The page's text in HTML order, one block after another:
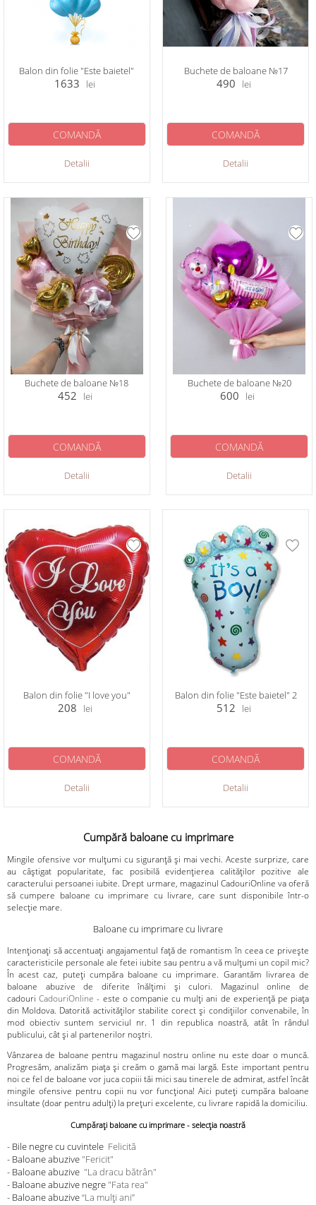
Balon din folie "Este baietel"
1633 lei
Detalii
COMANDĂ
Buchete de baloane №17
490 lei
Detalii
COMANDĂ
Buchete de baloane №18
452 lei
Detalii
COMANDĂ
Buchete de baloane №20
600 lei
Detalii
COMANDĂ
Balon din folie "I love you"
208 lei
Detalii
COMANDĂ
Balon din folie "Este baietel" 2
512 lei
Detalii
COMANDĂ
Cumpără baloane cu imprimare
Mingile ofensive vor mulțumi cu siguranță și mai vechi. Aceste surprize, care
au câștigat popularitate, fac posibilă evidențierea calităților pozitive ale
caracterului persoanei iubite. Drept urmare, magazinul CadouriOnline va oferă
să cumpere baloane cu imprimare cu livrare, care sunt disponibile într-o
selecție mare.
Baloane cu imprimare cu livrare
Intenționați să accentuați angajamentul față de romantism în ceea ce privește
caracteristicile personale ale fetei iubite sau pentru a vă mulțumi un copil mic?
În acest caz, puteți cumpăra baloane cu imprimare. Garantăm livrarea de
baloane abuzive de diferite înălțimi și culori. Magazinul online de
cadouriCadouriOnline - este o companie cu mulți ani de experiență pe piața
din Moldova. Datorită activităților stabilite corect și condițiilor convenabile, în
mod obiectiv suntem serviciul nr. 1 din republica noastră, atât în ​​rândul
publicului, cât și al partenerilor noștri.
Vânzarea de baloane pentru magazinul nostru online nu este doar o muncă.
Progresăm, analizăm piața și creăm o gamă mai largă. Este important pentru
noi ce fel de baloane vor juca copiii tăi mici sau tinerele de admirat, astfel încât
mingile ofensive pentru copii nu vor funcționa! Aici puteți cumpăra baloane
insultate (doar pentru adulți) la prețuri excelente, cu livrare rapidă la domiciliu.
Cumpărați baloane cu imprimare - selecția noastră
- Bile negre cu cuvintele Felicită
- Baloane abuzive "Fericit"
- Baloane abuzive "La dracu bătrân"
- Baloane abuzive negre "Fata rea"​
- Baloane abuzive“La mulți ani”​